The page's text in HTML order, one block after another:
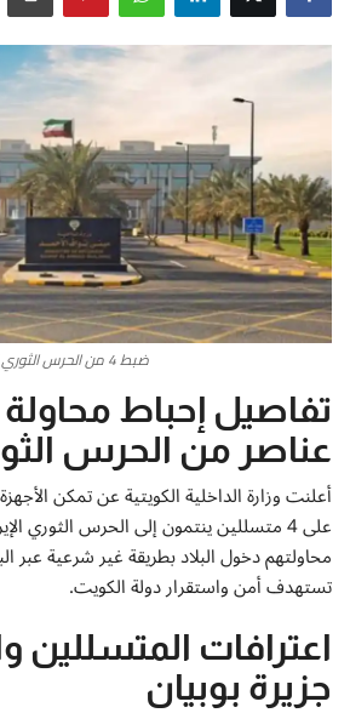
صحة ولياقة
أطباق من المطابخ العربية
سياحة وسفر
منوعات عامة
جاليري الفن التشكيلي
من نحن
سياسة الخصوصية
البنود والشروط
رئيس التحرير
إتصل بنا
ضبط 4 من الحرس الثوري الإيراني حاولوا التسلل للكويت
تفاصيل إحباط
عناصر من الحرس
أعلنت وزارة الداخلية الكويتية عن تمكن
على 4 متسللين ينتمون إلى الحرس الثوري
محاولتهم دخول البلاد بطريقة غير شرعية عبر
تستهدف أمن واستقرار دولة الكويت.
اعترافات
جزيرة بوبيان